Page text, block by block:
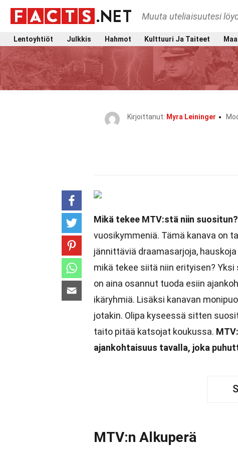
Muuta uteliaisuutesi
Lentoyhtiöt Julkkis Hahmot Kulttuuri Ja Taiteet
Kirjoittanut: Myra Leininger
Mikä tekee MTV:stä niin suositun?
vuosikymmeniä. Tämä kanava on
jännittäviä draamasarjoja,
mikä tekee siitä niin erityisen?
on aina osannut tuoda esiin
ikäryhmiä. Lisäksi kanavan
jotakin. Olipa kyseessä sitten
taito pitää katsojat koukussa.
ajankohtaisuus tavalla, joka
MTV:n Alkuperä